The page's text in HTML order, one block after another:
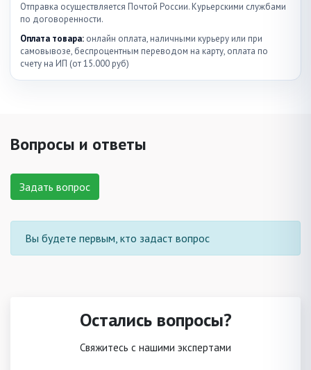
Отправка осуществляется Почтой России. Курьерскими службами
по договоренности.
Оплата товара: онлайн оплата, наличными курьеру или при
самовывозе, беспроцентным переводом на карту, оплата по
счету на ИП (от 15.000 руб)
Вопросы и ответы
Задать вопрос
Вы будете первым, кто задаст вопрос
Остались вопросы?
Свяжитесь с нашими экспертами